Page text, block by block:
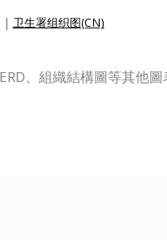
| 卫生署组织图(CN)
、組織結構圖等其他